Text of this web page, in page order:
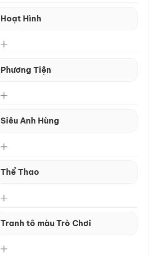
Hoạt Hình
Phương Tiện
Siêu Anh Hùng
Thể Thao
Tranh tô màu Trò Chơi